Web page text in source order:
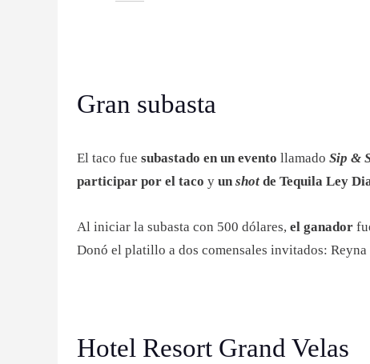
Gran subasta
El taco fue subastado en un evento llamado Sip &
participar por el taco y un shot de Tequila Ley
Al iniciar la subasta con 500 dólares, el ganador
Donó el platillo a dos comensales invitados:
Hotel Resort Grand Velas